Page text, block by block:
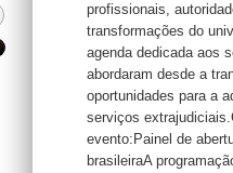
profissionais,
transformações do
agenda dedicada aos
abordaram desde a
oportunidades para a
serviços
evento:Painel de
brasileiraA